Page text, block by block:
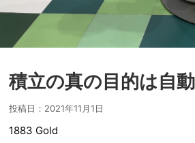
積立の真の目的は自
投稿日： 2021年11月1日
1883 Gold